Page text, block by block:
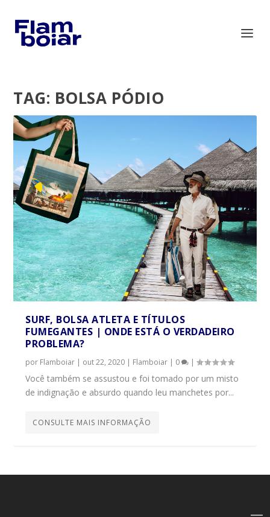
TAG: BOLSA PÓDIO
SURF, BOLSA ATLETA E TÍTULOS
FUMEGANTES | ONDE ESTÁ O VERDADEIRO
PROBLEMA?
por Flamboiar | out 22, 2020 | Flamboiar | 0 |
Você também se assustou e foi tomado por um misto
de indignação e absurdo quando leu manchetes por...
CONSULTE MAIS INFORMAÇÃO